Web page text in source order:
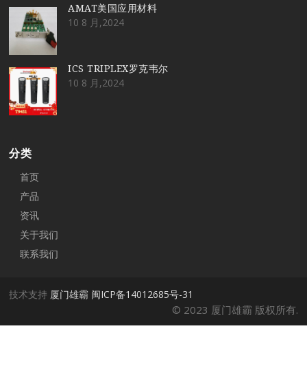
AMAT美国应用材料
10 8 月,2024
ICS TRIPLEX罗克韦尔
10 8 月,2024
分类
首页
产品
资讯
关于我们
联系我们
技术支持 厦门雄霸 闽ICP备14012685号-31
© 2023 厦门雄霸 版权所有.